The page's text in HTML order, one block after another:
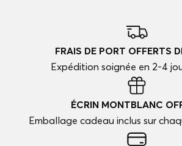
FRAIS DE PORT OFFERTS
Expédition soignée en 2-4
ÉCRIN MONTBLANC
Emballage cadeau inclus sur